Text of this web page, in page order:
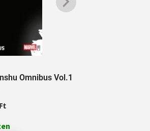
Omnibus Vol.1
Ft